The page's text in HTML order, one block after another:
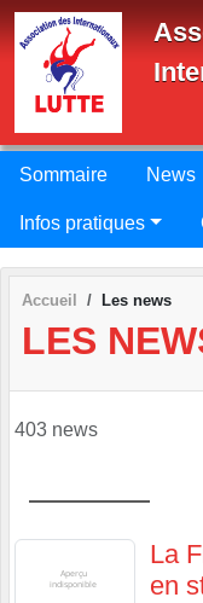
Sommaire News
Infos pratiques
Accueil Les news
LES
403 news
La
en
Panneau de gestion